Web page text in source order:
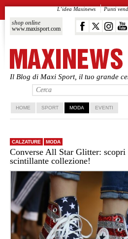
Il Blog di Maxi Sport, il tuo grande
shop online
www.maxisport.com
L’idea Maxinews Punti
Vai al contenuto principale
Vai al contenuto secondario
HOME SPORT MODA EVENTI
CALZATURE MODA
Converse All Star Glitter: scopri
scintillante collezione!